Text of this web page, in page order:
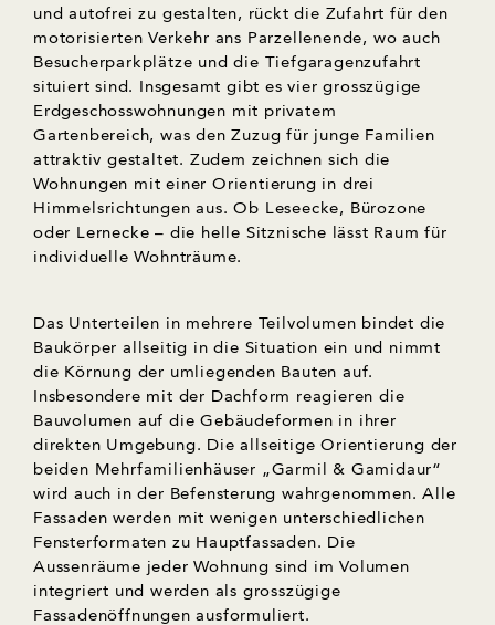
und autofrei zu gestalten, rückt die Zufahrt für den
motorisierten Verkehr ans Parzellenende, wo auch
Besucherparkplätze und die Tiefgaragenzufahrt
situiert sind. Insgesamt gibt es vier grosszügige
Erdgeschosswohnungen mit privatem
Gartenbereich, was den Zuzug für junge Familien
attraktiv gestaltet. Zudem zeichnen sich die
Wohnungen mit einer Orientierung in drei
Himmelsrichtungen aus. Ob Leseecke, Bürozone
oder Lernecke – die helle Sitznische lässt Raum für
individuelle Wohnträume.
Das Unterteilen in mehrere Teilvolumen bindet die
Baukörper allseitig in die Situation ein und nimmt
die Körnung der umliegenden Bauten auf.
Insbesondere mit der Dachform reagieren die
Bauvolumen auf die Gebäudeformen in ihrer
direkten Umgebung. Die allseitige Orientierung der
beiden Mehrfamilienhäuser „Garmil & Gamidaur“
wird auch in der Befensterung wahrgenommen. Alle
Fassaden werden mit wenigen unterschiedlichen
Fensterformaten zu Hauptfassaden. Die
Aussenräume jeder Wohnung sind im Volumen
integriert und werden als grosszügige
Fassadenöffnungen ausformuliert.